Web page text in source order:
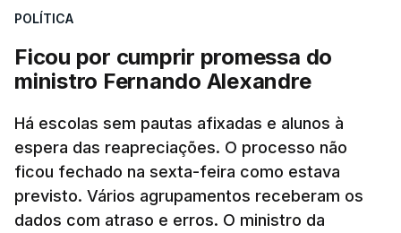
POLÍTICA
Ficou por cumprir promessa do
ministro Fernando Alexandre
Há escolas sem pautas afixadas e alunos à
espera das reapreciações. O processo não
ficou fechado na sexta-feira como estava
previsto. Vários agrupamentos receberam os
dados com atraso e erros. O ministro da